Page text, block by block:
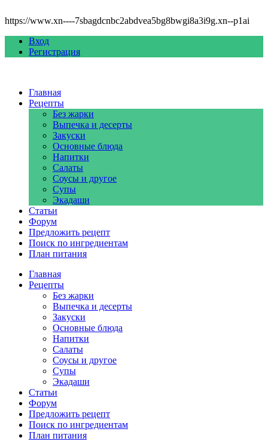
https://www.xn----7sbagdcnbc2abdvea5bg8bwgi8a3i9g.xn--p1ai
Вход
Регистрация
Главная
Рецепты
Без жарки
Выпечка и десерты
Закуски
Основные блюда
Напитки
Салаты
Соусы и другое
Супы
Экадаши
Статьи
Форум
Предложить рецепт
Поиск по ингредиентам
План питания
Главная
Рецепты
Без жарки
Выпечка и десерты
Закуски
Основные блюда
Напитки
Салаты
Соусы и другое
Супы
Экадаши
Статьи
Форум
Предложить рецепт
Поиск по ингредиентам
План питания